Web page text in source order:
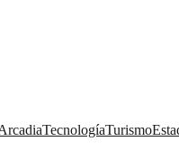
TecnologíaTurismo